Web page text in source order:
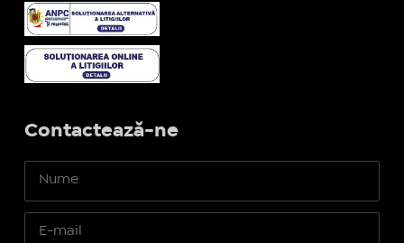
Contactează-ne